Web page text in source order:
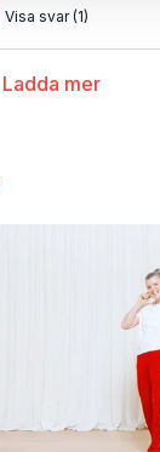
Visa svar (1)
Ladda mer